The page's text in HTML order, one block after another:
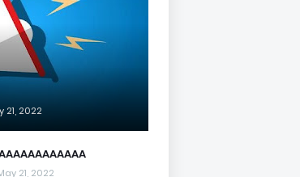
21, 2022
21, 2022